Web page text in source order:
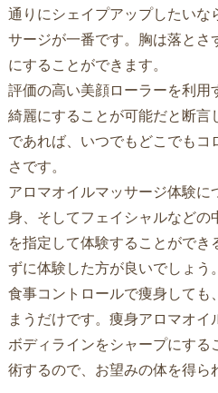
通りにシェイプアップしたいな
サージが一番です。胸は落とさ
にすることができます。
評価の高い美顔ローラーを利用
綺麗にすることが可能だと断
であれば、いつでもどこでも
さです。
アロマオイルマッサージ体験
身、そしてフェイシャルなどの
を指定して体験することがで
ずに体験した方が良いでしょう。
食事コントロールで痩身しても
まうだけです。痩身アロマオイ
ボディラインをシャープにす
術するので、お望みの体を得ら